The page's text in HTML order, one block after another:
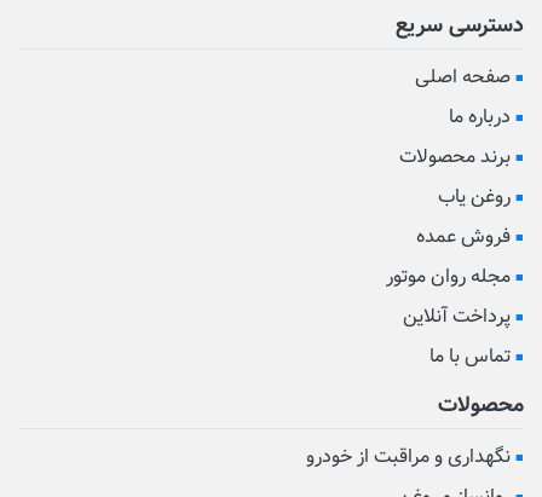
دسترسی سریع
صفحه اصلی
درباره ما
برند محصولات
روغن یاب
فروش عمده
مجله روان موتور
پرداخت آنلاین
تماس با ما
محصولات
نگهداری و مراقبت از خودرو